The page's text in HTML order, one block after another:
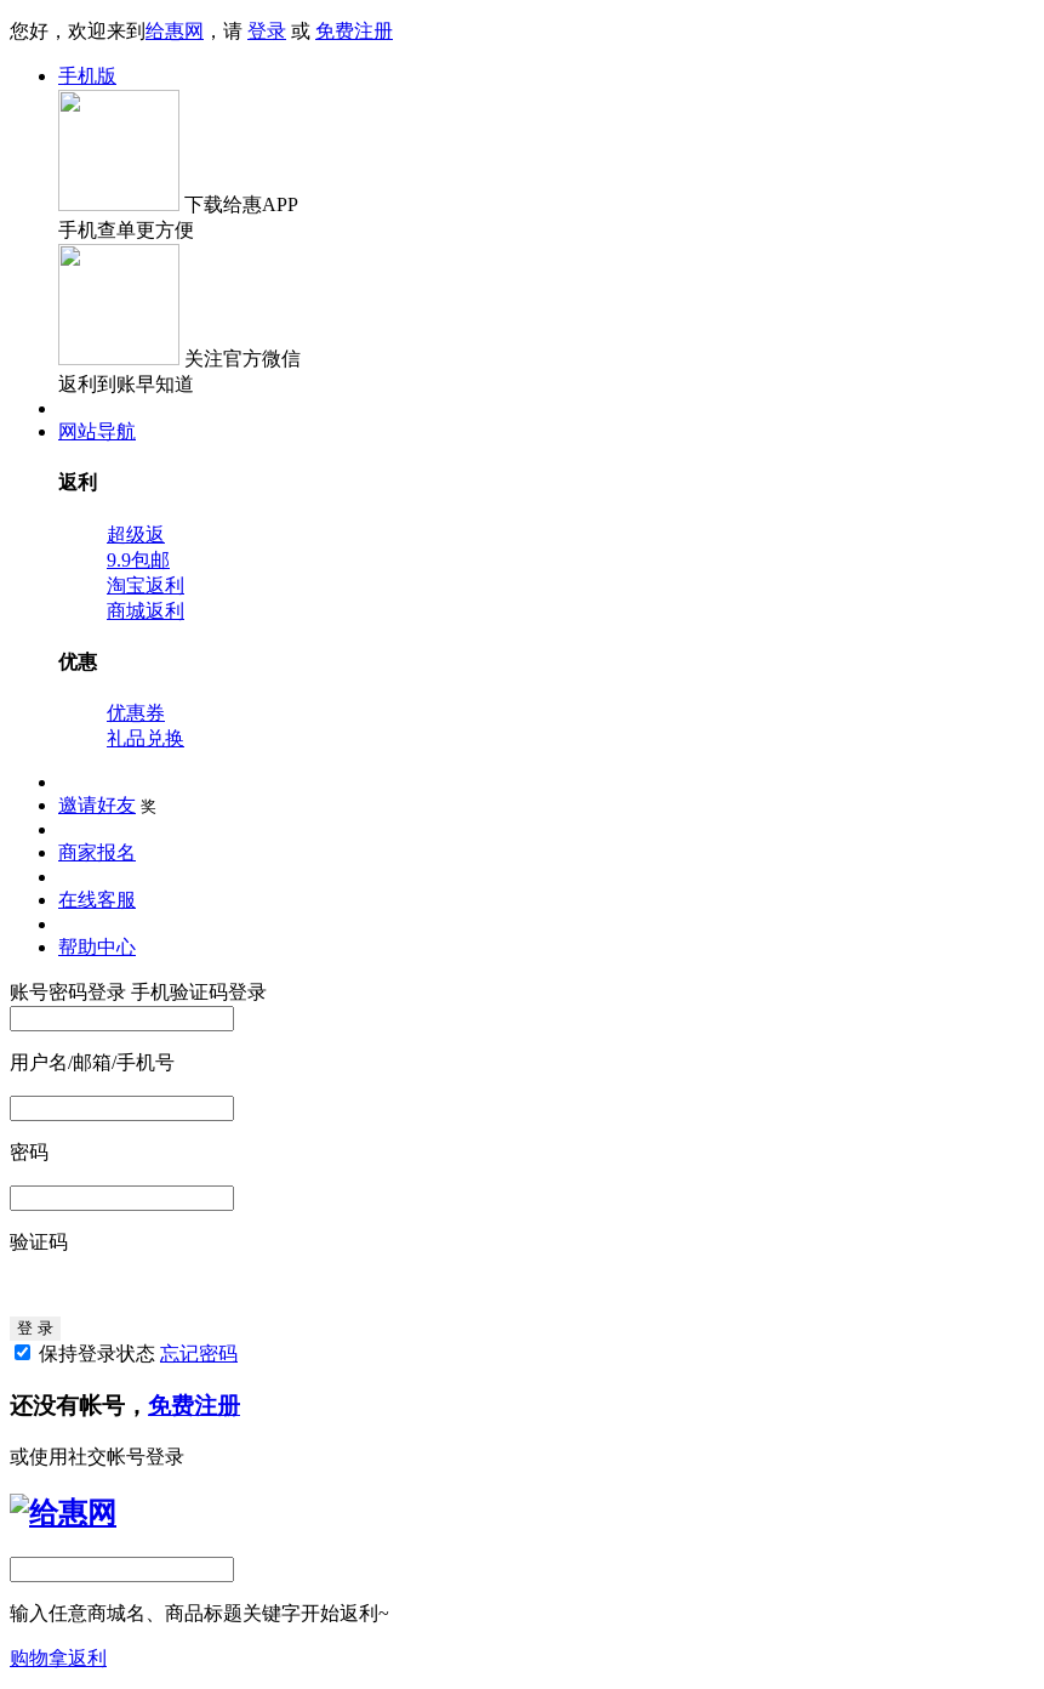
您好，欢迎来到 给惠网 ，请 登录 或 免费注册
手机版
下载给惠APP
手机查单更方便
关注官方微信
返利到账早知道
网站导航
返利
超级返
9.9包邮
淘宝返利
商城返利
优惠
优惠券
礼品兑换
邀请好友 奖
商家报名
在线客服
帮助中心
账号密码登录 手机验证码登录
用户名/邮箱/手机号
密码
验证码
保持登录状态 忘记密码
还没有帐号， 免费注册
或使用社交帐号登录
输入任意商城名、商品标题关键字开始返利~
购物拿返利